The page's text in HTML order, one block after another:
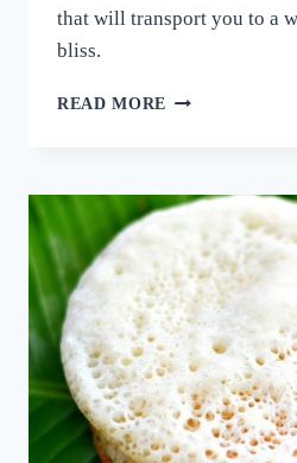
that will transport you to a
bliss.
READ MORE നാവിൽ
ഈ
ചേരുവ
കൂടി
ചേർത്ത്
മുട്ട
കറി
ഉണ്ടാക്കി
നോക്കൂ;
10
മിനുട്ടിൽ
മുട്ട